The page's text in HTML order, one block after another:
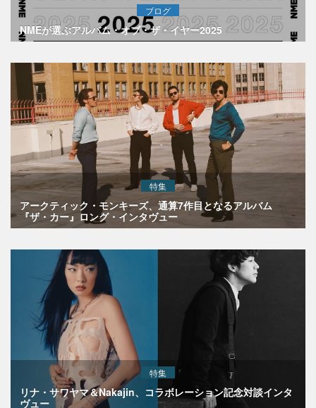
ブログ
NMEが選ぶアルバム・オブ・ザ・イヤー2025
特集
アークティック・モンキーズ、通算7作目となるアルバム
『ザ・カー』ロング・インタヴュー
特集
リナ・サワヤマ＆Nakajin、コラボレーション記念対談インタ
ヴュー